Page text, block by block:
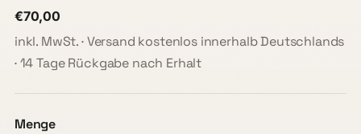
€70,00
inkl. MwSt. · Versand kostenlos innerhalb Deutschlands
· 14 Tage Rückgabe nach Erhalt
Menge